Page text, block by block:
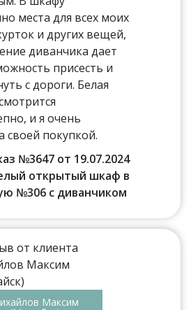
места для всех моих
и других вещей,
диванчика дает
присесть и
с дороги. Белая
и я очень
своей покупкой.
№3647 от 19.07.2024
открытый шкаф в
№306 с диванчиком
Максим